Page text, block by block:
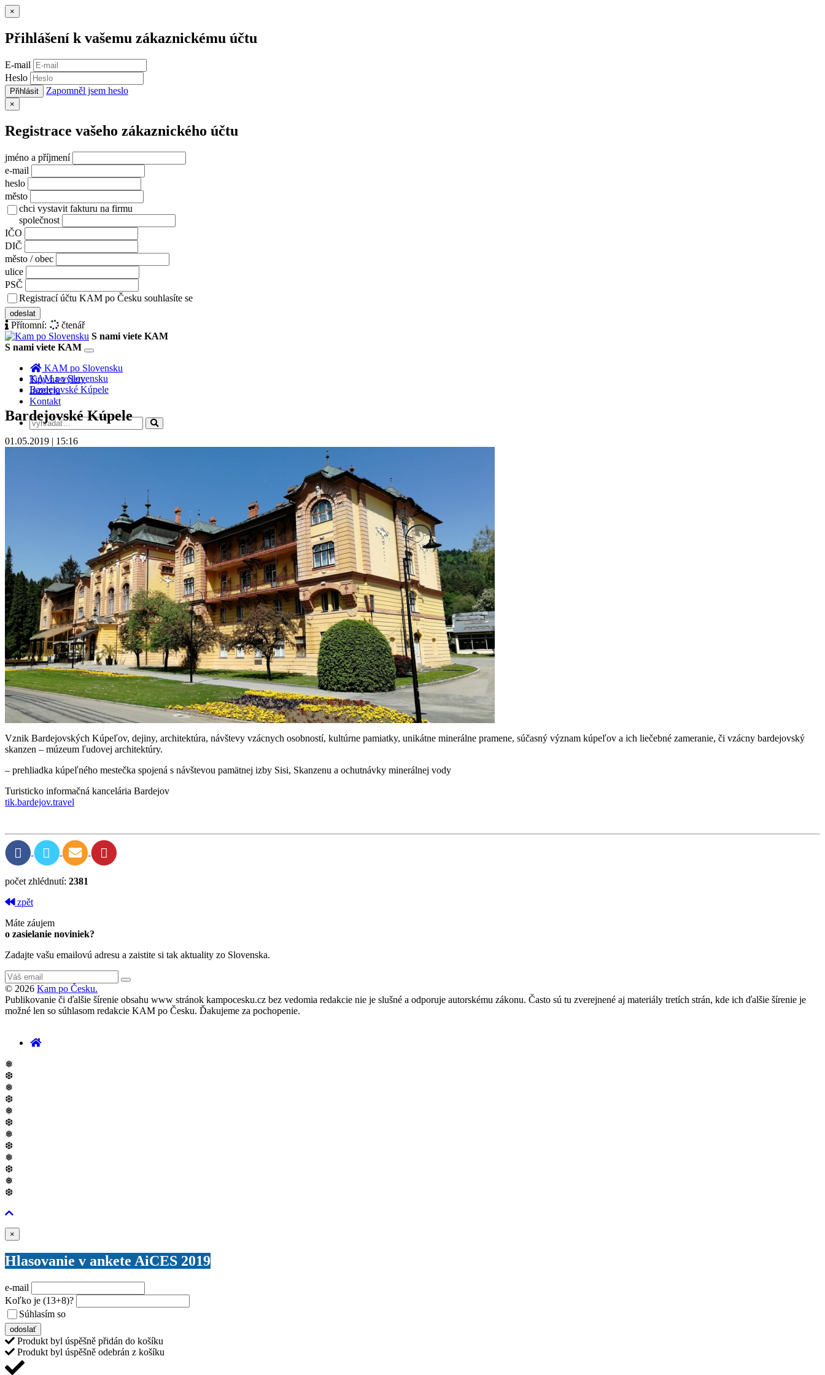
×
Přihlášení k vašemu zákaznickému účtu
E-mail
Heslo
Přihlásit Zapomněl jsem heslo
×
Registrace vašeho zákaznického účtu
jméno a příjmení
e-mail
heslo
město
chci vystavit fakturu na firmu
společnost
IČO
DIČ
město / obec
ulice
PSČ
Registrací účtu KAM po Česku souhlasíte se
odeslat
Přítomní:
čtenář
S nami viete KAM
S nami viete KAM
Toggle
navigation
KAM po Slovensku
Tipy na výlety
Inzercia
Kontakt
KAM po Slovensku
Bardejovské Kúpele
Bardejovské Kúpele
01.05.2019 | 15:16
Vznik Bardejovských Kúpeľov, dejiny, architektúra, návštevy vzácnych osobností, kultúrne pamiatky, unikátne minerálne pramene, súčasný význam kúpeľov a ich liečebné zameranie, či vzácny bardejovský
skanzen – múzeum ľudovej architektúry.
– prehliadka kúpeľného mestečka spojená s návštevou pamätnej izby Sisi, Skanzenu a ochutnávky minerálnej vody
Turisticko informačná kancelária Bardejov
tik.bardejov.travel
počet zhlédnutí: 2381
zpět
Máte záujem
o zasielanie noviniek?
Zadajte vašu emailovú adresu a zaistite si tak aktuality zo Slovenska.
© 2026 Kam po Česku.
Publikovanie či ďalšie šírenie obsahu www stránok kampocesku.cz bez vedomia redakcie nie je slušné a odporuje autorskému zákonu. Často sú tu zverejnené aj materiály tretích strán, kde ich ďalšie šírenie je
možné len so súhlasom redakcie KAM po Česku. Ďakujeme za pochopenie.
❅
❆
❅
❆
❅
❆
❅
❆
❅
❆
❅
❆
×
Hlasovanie v ankete AiCES 2019
e-mail
Koľko je (13+8)?
Súhlasím so
odoslať
Produkt byl úspěšně přidán do košíku
Produkt byl úspěšně odebrán z košíku